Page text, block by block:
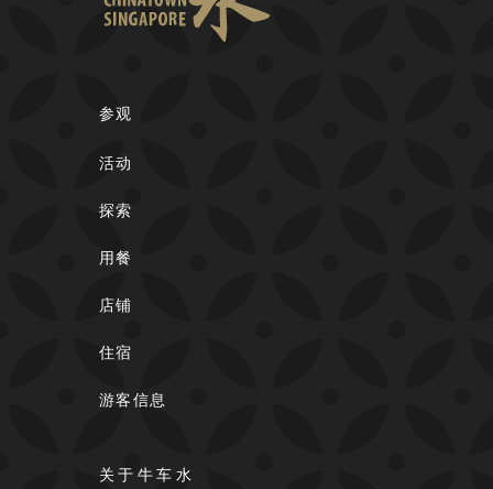
参观
活动
探索
用餐
店铺
住宿
游客信息
关于牛车水